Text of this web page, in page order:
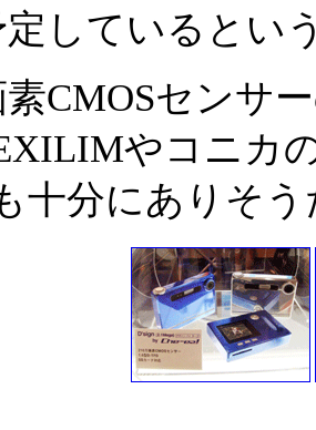
しているとい
CMOSセンサ
やコニカ
十分にありそう